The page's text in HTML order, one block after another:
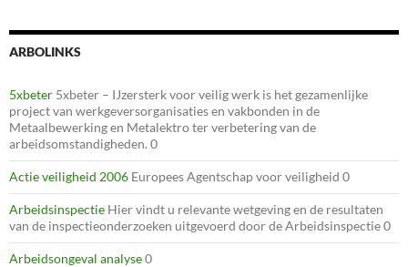
ARBOLINKS
5xbeter 5xbeter – IJzersterk voor veilig werk is het gezamenlijke
project van werkgeversorganisaties en vakbonden in de
Metaalbewerking en Metalektro ter verbetering van de
arbeidsomstandigheden. 0
Actie veiligheid 2006 Europees Agentschap voor veiligheid 0
Arbeidsinspectie Hier vindt u relevante wetgeving en de resultaten
van de inspectieonderzoeken uitgevoerd door de Arbeidsinspectie 0
Arbeidsongeval analyse0